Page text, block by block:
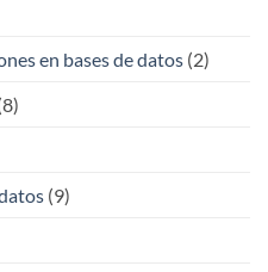
en bases de datos (2)
(9)